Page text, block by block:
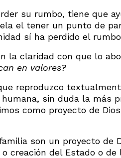
su rumbo, tiene que
el tener un punto de
sí ha perdido el
la claridad con que lo
en valores?
reproduzco
sin duda la más
como proyecto de
son un proyecto de
creación del Estado o